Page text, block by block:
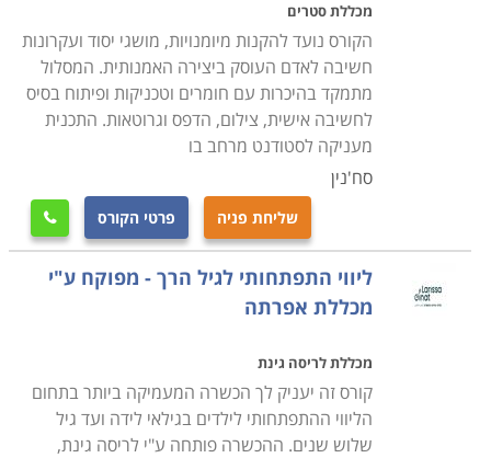
מכללת סטרים
הקורס נועד להקנות מיומנויות, מושגי יסוד ועקרונות
חשיבה לאדם העוסק ביצירה האמנותית. המסלול
מתמקד בהיכרות עם חומרים וטכניקות ופיתוח בסיס
לחשיבה אישית, צילום, הדפס וגרוטאות. התכנית
מעניקה לסטודנט מרחב בו
סח'נין
שליחת פניה פרטי הקורס 
ליווי התפתחותי לגיל הרך - מפוקח ע"י
מכללת אפרתה
מכללת לריסה גינת
קורס זה יעניק לך הכשרה המעמיקה ביותר בתחום
הליווי ההתפתחותי לילדים בגילאי לידה ועד גיל
שלוש שנים. ההכשרה פותחה ע"י לריסה גינת,